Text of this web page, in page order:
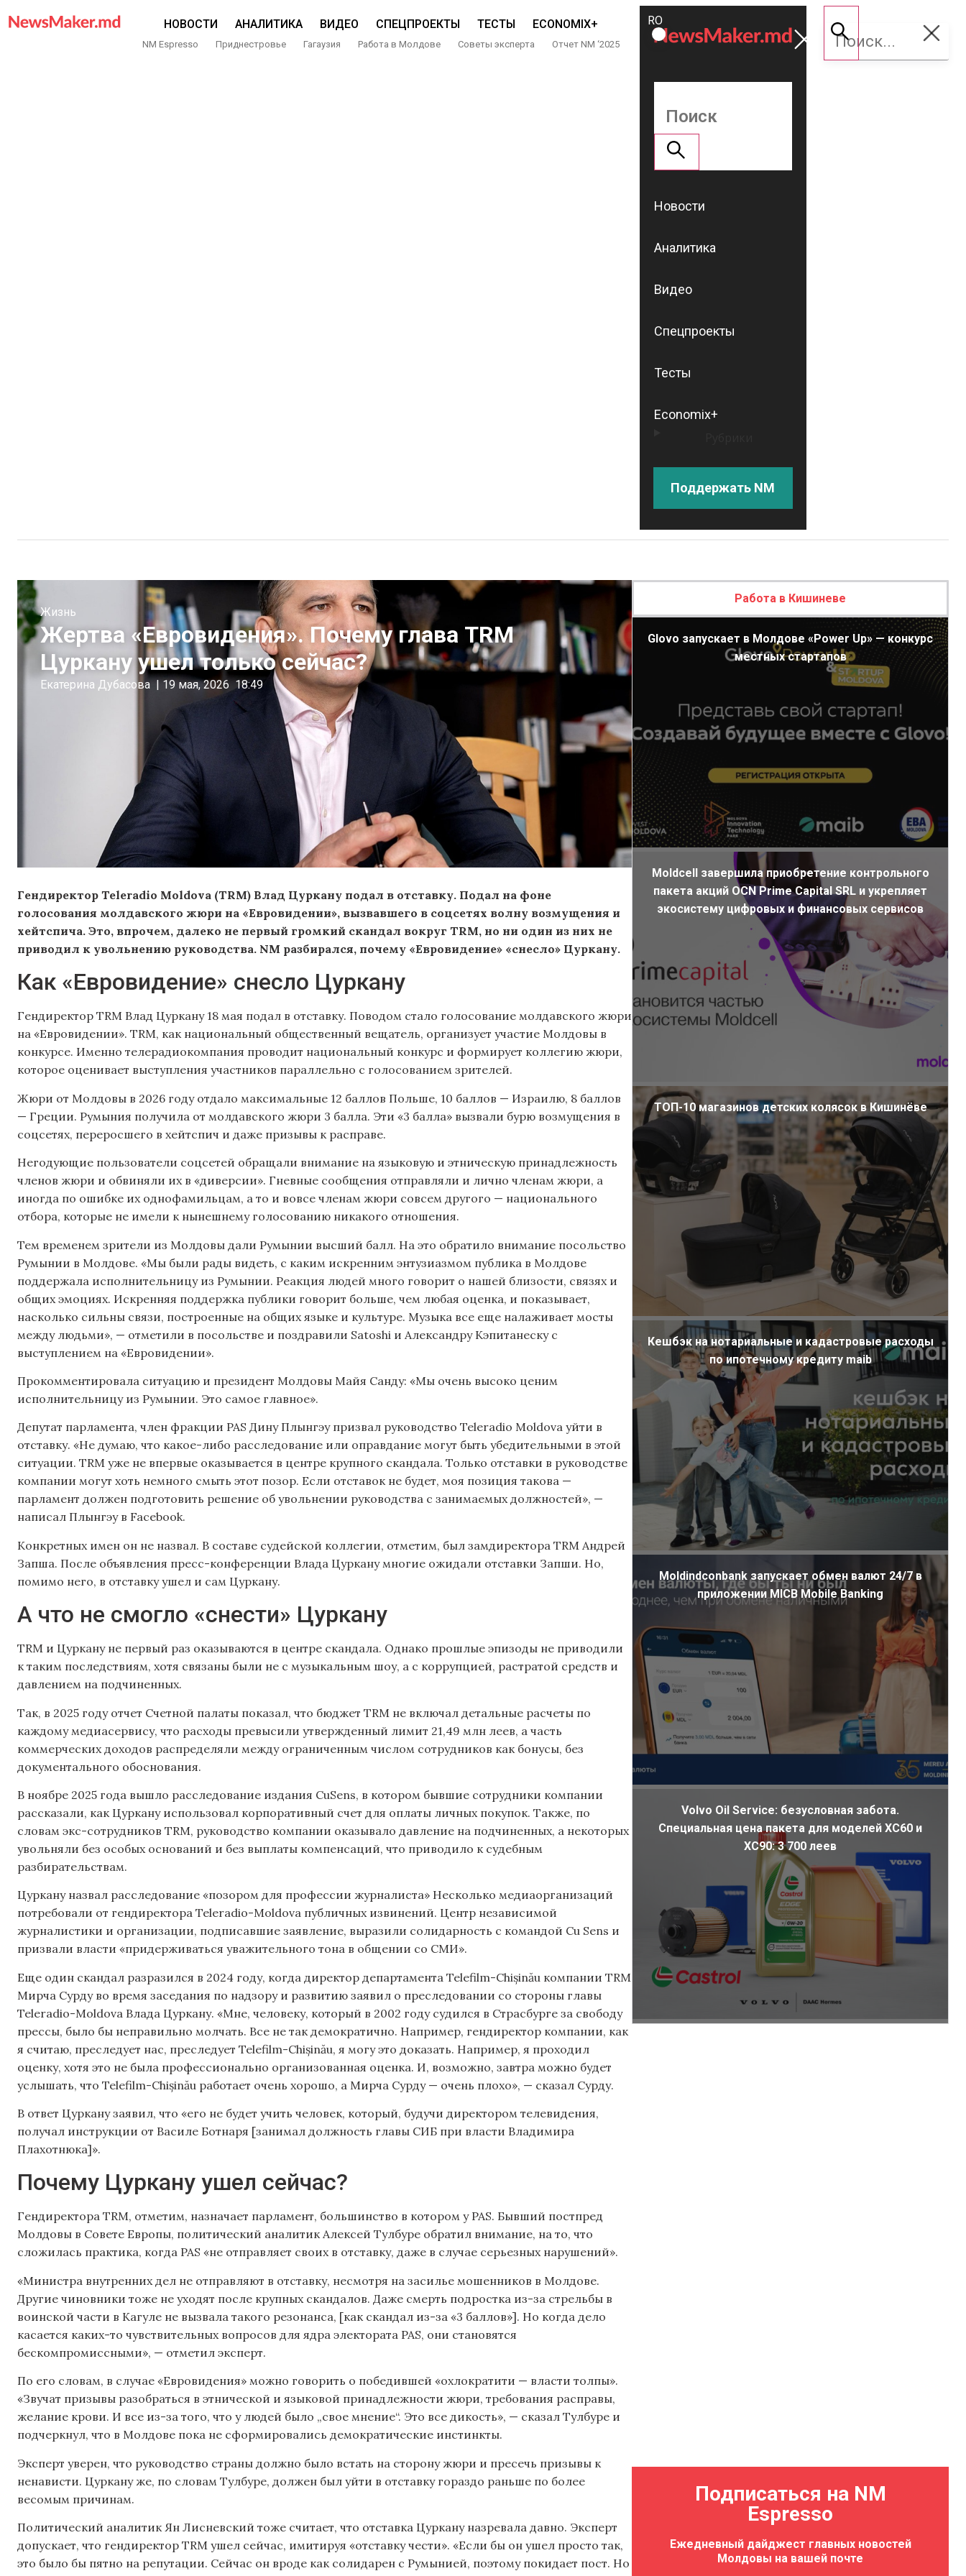
НОВОСТИ АНАЛИТИКА ВИДЕО СПЕЦПРОЕКТЫ ТЕСТЫ ECONOMIX+
NM Espresso Приднестровье Гагаузия Работа в Молдове Советы эксперта Отчет NM ‘2025
ROMÂNĂ
RU
Поддержать
NM
Новости
Аналитика
Видео
Спецпроекты
Тесты
Economix+
Поддержать NM
Жизнь
Жертва «Евровидения». Почему глава TRM
Цуркану ушел только сейчас?
Екатерина Дубасова | 19 мая, 2026 18:49
Гендиректор Teleradio Moldova (TRM) Влад Цуркану подал в отставку. Подал на фоне
голосования молдавского жюри на «Евровидении», вызвавшего в соцсетях волну возмущения и
хейтспича. Это, впрочем, далеко не первый громкий скандал вокруг TRM, но ни один из них не
приводил к увольнению руководства. NM разбирался, почему «Евровидение» «снесло» Цуркану.
Как «Евровидение» снесло Цуркану
Гендиректор TRM Влад Цуркану 18 мая подал в отставку. Поводом стало голосование молдавского жюри
на «Евровидении». TRM, как национальный общественный вещатель, организует участие Молдовы в
конкурсе. Именно телерадиокомпания проводит национальный конкурс и формирует коллегию жюри,
которое оценивает выступления участников параллельно с голосованием зрителей.
Жюри от Молдовы в 2026 году отдало максимальные 12 баллов Польше, 10 баллов — Израилю, 8 баллов
— Греции. Румыния получила от молдавского жюри 3 балла. Эти «3 балла» вызвали бурю возмущения в
соцсетях, переросшего в хейтспич и даже призывы к расправе.
Негодующие пользователи соцсетей обращали внимание на языковую и этническую принадлежность
членов жюри и обвиняли их в «диверсии». Гневные сообщения отправляли и лично членам жюри, а
иногда по ошибке их однофамильцам, а то и вовсе членам жюри совсем другого — национального
отбора, которые не имели к нынешнему голосованию никакого отношения.
Тем временем зрители из Молдовы дали Румынии высший балл. На это обратило внимание посольство
Румынии в Молдове. «Мы были рады видеть, с каким искренним энтузиазмом публика в Молдове
поддержала исполнительницу из Румынии. Реакция людей много говорит о нашей близости, связях и
общих эмоциях. Искренняя поддержка публики говорит больше, чем любая оценка, и показывает,
насколько сильны связи, построенные на общих языке и культуре. Музыка все еще налаживает мосты
между людьми», — отметили в посольстве и поздравили Satoshi и Александру Кэпитанеску с
выступлением на «Евровидении».
Прокомментировала ситуацию и президент Молдовы Майя Санду: «Мы очень высоко ценим
исполнительницу из Румынии. Это самое главное».
Депутат парламента, член фракции PAS Дину Плынгэу призвал руководство Teleradio Moldova уйти в
отставку. «Не думаю, что какое-либо расследование или оправдание могут быть убедительными в этой
ситуации. TRM уже не впервые оказывается в центре крупного скандала. Только отставки в руководстве
компании могут хоть немного смыть этот позор. Если отставок не будет, моя позиция такова —
парламент должен подготовить решение об увольнении руководства с занимаемых должностей», —
написал Плынгэу в Facebook.
Конкретных имен он не назвал. В составе судейской коллегии, отметим, был замдиректора TRM Андрей
Запша. После объявления пресс-конференции Влада Цуркану многие ожидали отставки Запши. Но,
помимо него, в отставку ушел и сам Цуркану.
А что не смогло «снести» Цуркану
TRM и Цуркану не первый раз оказываются в центре скандала. Однако прошлые эпизоды не приводили
к таким последствиям, хотя связаны были не с музыкальным шоу, а с коррупцией, растратой средств и
давлением на подчиненных.
Так, в 2025 году отчет Счетной палаты показал, что бюджет TRM не включал детальные расчеты по
каждому медиасервису, что расходы превысили утвержденный лимит 21,49 млн леев, а часть
коммерческих доходов распределяли между ограниченным числом сотрудников как бонусы, без
документального обоснования.
В ноябре 2025 года вышло расследование издания CuSens, в котором бывшие сотрудники компании
рассказали, как Цуркану использовал корпоративный счет для оплаты личных покупок. Также, по
словам экс-сотрудников TRM, руководство компании оказывало давление на подчиненных, а некоторых
увольняли без особых оснований и без выплаты компенсаций, что приводило к судебным
разбирательствам.
Цуркану назвал расследование «позором для профессии журналиста» Несколько медиаорганизаций
потребовали от гендиректора Teleradio-Moldova публичных извинений. Центр независимой
журналистики и организации, подписавшие заявление, выразили солидарность с командой Cu Sens и
призвали власти «придерживаться уважительного тона в общении со СМИ».
Еще один скандал разразился в 2024 году, когда директор департамента Telefilm-Chișinău компании TRM
Мирча Сурду во время заседания по надзору и развитию заявил о преследовании со стороны главы
Teleradio-Moldova Влада Цуркану. «Мне, человеку, который в 2002 году судился в Страсбурге за свободу
прессы, было бы неправильно молчать. Все не так демократично. Например, гендиректор компании, как
я считаю, преследует нас, преследует Telefilm-Chișinău, я могу это доказать. Например, я проходил
оценку, хотя это не была профессионально организованная оценка. И, возможно, завтра можно будет
услышать, что Telefilm-Chișinău работает очень хорошо, а Мирча Сурду — очень плохо», — сказал Сурду.
В ответ Цуркану заявил, что «его не будет учить человек, который, будучи директором телевидения,
получал инструкции от Василе Ботнаря [занимал должность главы СИБ при власти Владимира
Плахотнюка]».
Почему Цуркану ушел сейчас?
Гендиректора TRM, отметим, назначает парламент, большинство в котором у PAS. Бывший постпред
Молдовы в Совете Европы, политический аналитик Алексей Тулбуре обратил внимание, на то, что
сложилась практика, когда PAS «не отправляет своих в отставку, даже в случае серьезных нарушений».
«Министра внутренних дел не отправляют в отставку, несмотря на засилье мошенников в Молдове.
Другие чиновники тоже не уходят после крупных скандалов. Даже смерть подростка из-за стрельбы в
воинской части в Кагуле не вызвала такого резонанса, [как скандал из-за «3 баллов»]. Но когда дело
касается каких-то чувствительных вопросов для ядра электората PAS, они становятся
бескомпромиссными», — отметил эксперт.
По его словам, в случае «Евровидения» можно говорить о победившей «охлократити — власти толпы».
«Звучат призывы разобраться в этнической и языковой принадлежности жюри, требования расправы,
желание крови. И все из-за того, что у людей было „свое мнение“. Это все дикость», — сказал Тулбуре и
подчеркнул, что в Молдове пока не сформировались демократические инстинкты.
Эксперт уверен, что руководство страны должно было встать на сторону жюри и пресечь призывы к
ненависти. Цуркану же, по словам Тулбуре, должен был уйти в отставку гораздо раньше по более
весомым причинам.
Политический аналитик Ян Лисневский тоже считает, что отставка Цуркану назревала давно. Эксперт
допускает, что гендиректор TRM ушел сейчас, имитируя «отставку чести». «Если бы он ушел просто так,
это было бы пятно на репутации. Сейчас он вроде как солидарен с Румынией, поэтому покидает пост. Но
Работа в Кишиневе
Glovo запускает в Молдове «Power Up» — конкурс
местных стартапов
Moldcell завершила приобретение контрольного
пакета акций OCN Prime Capital SRL и укрепляет
экосистему цифровых и финансовых сервисов
ТОП-10 магазинов детских колясок в Кишинёве
Кешбэк на нотариальные и кадастровые расходы
по ипотечному кредиту maib
Moldindconbank запускает обмен валют 24/7 в
приложении MICB Mobile Banking
Volvo Oil Service: безусловная забота.
Специальная цена пакета для моделей XC60 и
XC90: 3 700 леев
Подписаться на NM
Espresso
Ежедневный дайджест главных новостей
Молдовы на вашей почте